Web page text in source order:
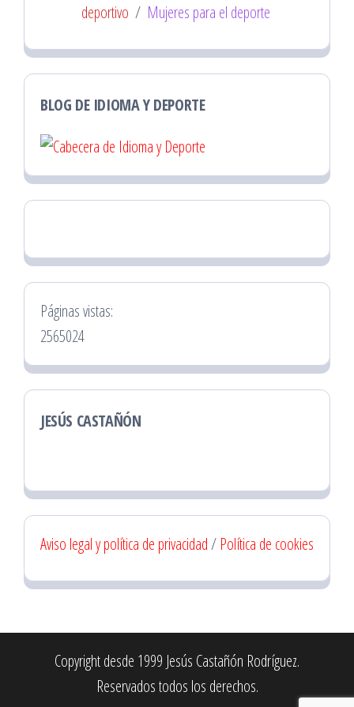
deportivo / Mujeres para el deporte
BLOG DE IDIOMA Y DEPORTE
Páginas vistas:
2565024
JESÚS CASTAÑÓN
Aviso legal y política de privacidad/ Política de cookies
Copyright desde 1999 Jesús Castañón Rodríguez.
Reservados todos los derechos.